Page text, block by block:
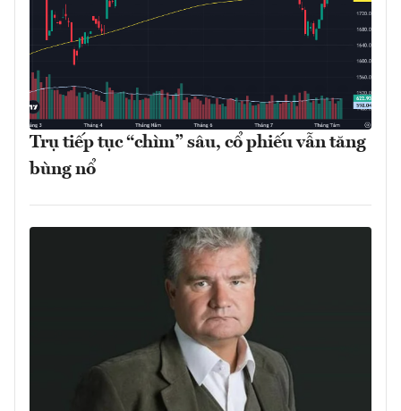
Trụ tiếp tục “chìm” sâu, cổ phiếu vẫn tăng
bùng nổ